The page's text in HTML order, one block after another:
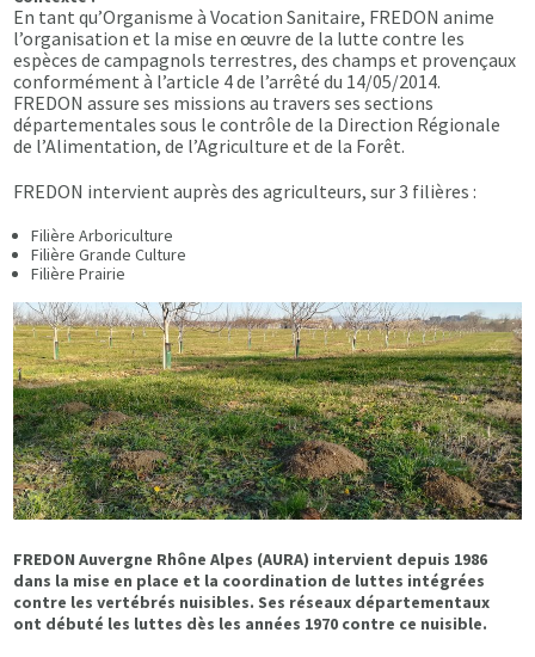
En tant qu’Organisme à Vocation Sanitaire, FREDON anime
l’organisation et la mise en œuvre de la lutte contre les
espèces de campagnols terrestres, des champs et provençaux
conformément à l’article 4 de l’arrêté du 14/05/2014.
FREDON assure ses missions au travers ses sections
départementales sous le contrôle de la Direction Régionale
de l’Alimentation, de l’Agriculture et de la Forêt.
FREDON intervient auprès des agriculteurs, sur 3 filières :
Filière Arboriculture
Filière Grande Culture
Filière Prairie
FREDON Auvergne Rhône Alpes (AURA) intervient depuis 1986
dans la mise en place et la coordination de luttes intégrées
contre les vertébrés nuisibles. Ses réseaux départementaux
ont débuté les luttes dès les années 1970 contre ce nuisible.